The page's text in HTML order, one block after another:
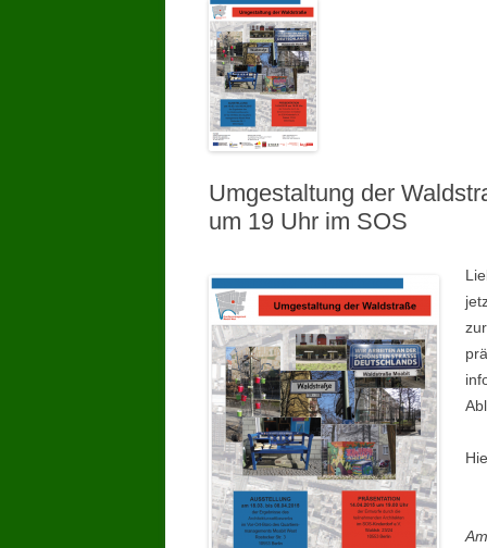
Umgestaltung der
um 19 Uhr im SOS